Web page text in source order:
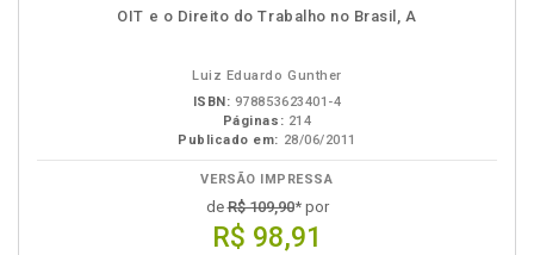
Disponível
páginas
OIT e o Direito do Trabalho no Brasil, A
Luiz Eduardo Gunther
ISBN: 978853623401-4
Páginas: 214
Publicado em: 28/06/2011
VERSÃO IMPRESSA
deR$ 109,90* por
R$ 98,91